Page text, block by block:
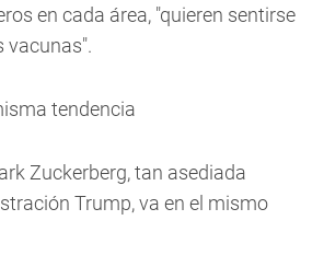
en cada área, "quieren sentirse
vacunas".
tendencia
Zuckerberg, tan asediada
Trump, va en el mismo